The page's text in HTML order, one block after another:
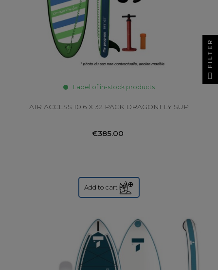
Label of in-stock products
AIR ACCESS 10'6 X 32 PACK DRAGONFLY SUP
€385.00
Add to cart
FILTER